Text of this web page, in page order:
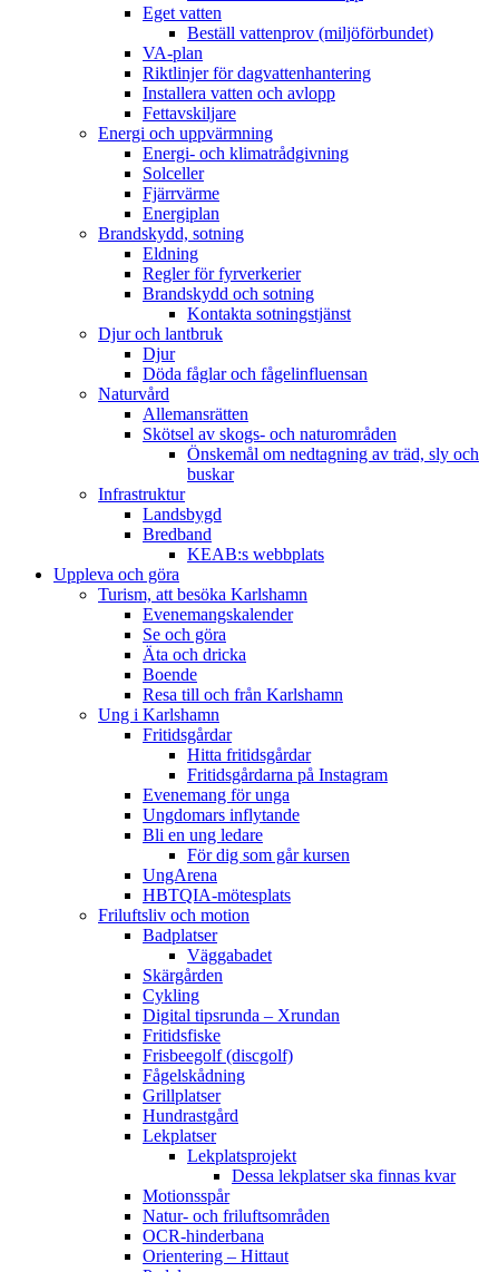
Eget vatten
Beställ vattenprov (miljöförbundet)
VA-plan
Riktlinjer för dagvattenhantering
Installera vatten och avlopp
Fettavskiljare
Energi och uppvärmning
Energi- och klimatrådgivning
Solceller
Fjärrvärme
Energiplan
Brandskydd, sotning
Eldning
Regler för fyrverkerier
Brandskydd och sotning
Kontakta sotningstjänst
Djur och lantbruk
Djur
Döda fåglar och fågelinfluensan
Naturvård
Allemansrätten
Skötsel av skogs- och naturområden
Önskemål om nedtagning av träd, sly och
buskar
Infrastruktur
Landsbygd
Bredband
KEAB:s webbplats
Uppleva och göra
Turism, att besöka Karlshamn
Evenemangskalender
Se och göra
Äta och dricka
Boende
Resa till och från Karlshamn
Ung i Karlshamn
Fritidsgårdar
Hitta fritidsgårdar
Fritidsgårdarna på Instagram
Evenemang för unga
Ungdomars inflytande
Bli en ung ledare
För dig som går kursen
UngArena
HBTQIA-mötesplats
Friluftsliv och motion
Badplatser
Väggabadet
Skärgården
Cykling
Digital tipsrunda – Xrundan
Fritidsfiske
Frisbeegolf (discgolf)
Fågelskådning
Grillplatser
Hundrastgård
Lekplatser
Lekplatsprojekt
Dessa lekplatser ska finnas kvar
Motionsspår
Natur- och friluftsområden
OCR-hinderbana
Orientering – Hittaut